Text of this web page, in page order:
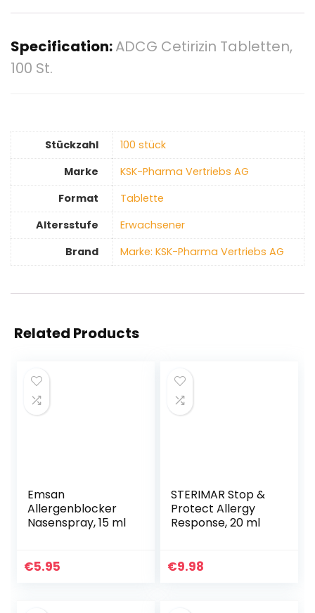
Specification:ADCG Cetirizin Tabletten,
100 St.
Stückzahl
‎100 stück
Marke
‎KSK-Pharma Vertriebs AG
Format
‎Tablette
Altersstufe
‎Erwachsener
Brand
Marke: KSK-Pharma Vertriebs AG
Related Products
Emsan
Allergenblocker
Nasenspray, 15 ml
€5.95
STERIMAR Stop &
Protect Allergy
Response, 20 ml
€9.98